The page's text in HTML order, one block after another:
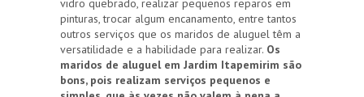
vidro quebrado, realizar pequenos reparos em
pinturas, trocar algum encanamento, entre tantos
outros serviços que os maridos de aluguel têm a
versatilidade e a habilidade para realizar. Os
maridos de aluguel em Jardim Itapemirim são
bons, pois realizam serviços pequenos e